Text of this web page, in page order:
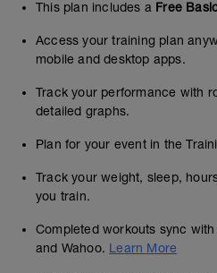
This plan includes a Free
Access your training plan
mobile and desktop apps.
Track your performance with
detailed graphs.
Plan for your event in the
Track your weight, sleep,
you train.
Completed workouts sync
and Wahoo. Learn More